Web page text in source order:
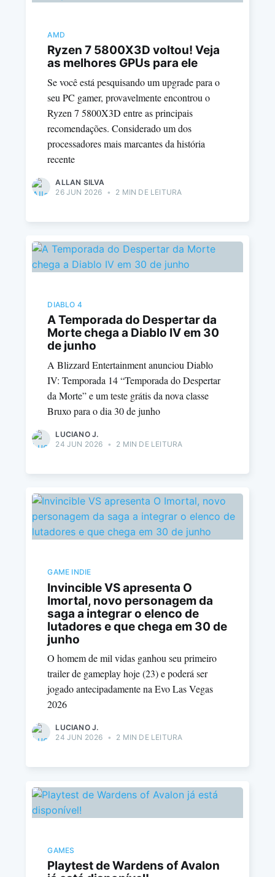
AMD
Ryzen 7 5800X3D voltou! Veja
as melhores GPUs para ele
Se você está pesquisando um upgrade para o
seu PC gamer, provavelmente encontrou o
Ryzen 7 5800X3D entre as principais
recomendações. Considerado um dos
processadores mais marcantes da história
recente
ALLAN SILVA
26 JUN 2026 • 2 MIN DE LEITURA
DIABLO 4
A Temporada do Despertar da
Morte chega a Diablo IV em 30
de junho
A Blizzard Entertainment anunciou Diablo
IV: Temporada 14 “Temporada do Despertar
da Morte” e um teste grátis da nova classe
Bruxo para o dia 30 de junho
LUCIANO J.
24 JUN 2026 • 2 MIN DE LEITURA
GAME INDIE
Invincible VS apresenta O
Imortal, novo personagem da
saga a integrar o elenco de
lutadores e que chega em 30 de
junho
O homem de mil vidas ganhou seu primeiro
trailer de gameplay hoje (23) e poderá ser
jogado antecipadamente na Evo Las Vegas
2026
LUCIANO J.
24 JUN 2026 • 2 MIN DE LEITURA
GAMES
Playtest de Wardens of Avalon